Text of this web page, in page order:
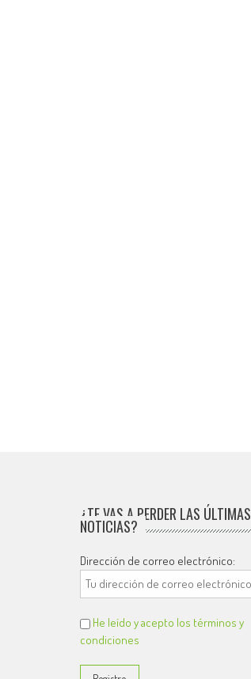
¿TE VAS A PERDER LAS ÚLTIMAS
NOTICIAS?
Dirección de correo electrónico:
He leído y acepto los términos y
condiciones